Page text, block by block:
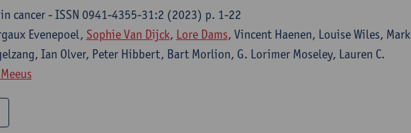
cancer - ISSN 0941-4355-31:2 (2023) p. 1-22
Evenepoel, Sophie Van Dijck, Lore Dams, Vincent Haenen, Louise Wiles, Mark
Ian Olver, Peter Hibbert, Bart Morlion, G. Lorimer Moseley, Lauren C.